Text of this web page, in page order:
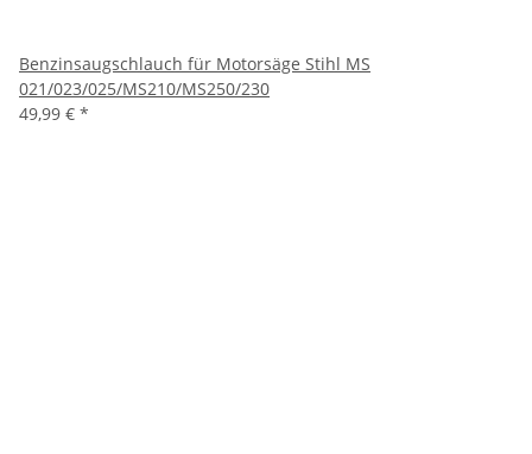
Benzinsaugschlauch für Motorsäge Stihl MS
021/023/025/MS210/MS250/230
49,99 € *